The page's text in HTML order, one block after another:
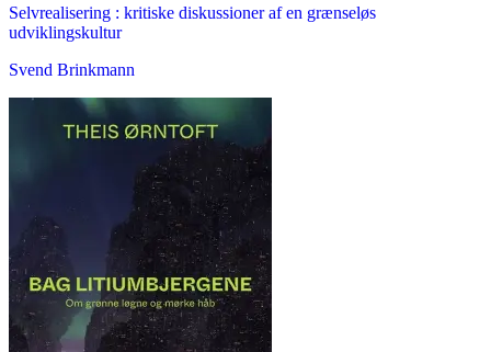
Selvrealisering : kritiske diskussioner af en grænseløs
udviklingskultur
Svend Brinkmann